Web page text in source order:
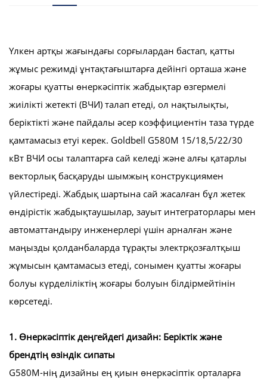
Үлкен артқы жағындағы сорғылардан бастап, қатты
жұмыс режимді ұнтақтағыштарға дейінгі орташа және
жоғары қуатты өнеркәсіптік жабдықтар өзгермелі
жиілікті жетекті (ВЧИ) талап етеді, ол нақтылықты,
беріктікті және пайдалы әсер коэффициентін таза түрде
қамтамасыз етуі керек. Goldbell G580M 15/18,5/22/30
кВт ВЧИ осы талаптарға сай келеді және алғы қатарлы
векторлық басқаруды шымжың конструкциямен
үйлестіреді. Жабдық шартына сай жасалған бұл жетек
өндірістік жабдықтаушылар, зауыт интеграторлары мен
автоматтандыру инженерлері үшін арналған және
маңызды қолданбаларда тұрақты электрқозғалтқыш
жұмысын қамтамасыз етеді, сонымен қуатты жоғары
болуы күрделіліктің жоғары болуын білдірмейтінін
көрсетеді.
1. Өнеркәсіптік деңгейдегі дизайн: Беріктік және
брендтің өзіндік сипаты
G580M-нің дизайны ең қиын өнеркәсіптік орталарға